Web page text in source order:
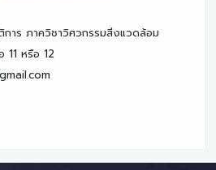
าร ภาควิชาวิศวกรรมสิ่งแวดล้อม
หรือ 12